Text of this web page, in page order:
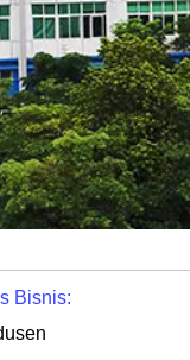
Bisnis: